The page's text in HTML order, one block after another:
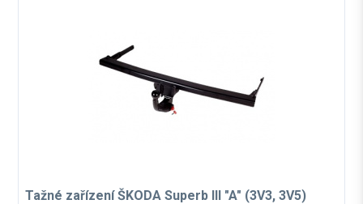
Tažné zařízení ŠKODA Superb III "A" (3V3, 3V5)